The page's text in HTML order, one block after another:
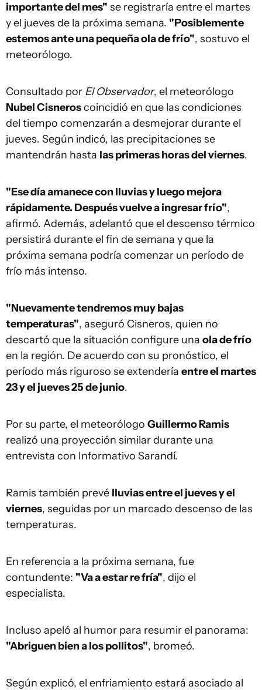
importante del mes" se registraría entre el martes
y el jueves de la próxima semana. "Posiblemente
estemos ante una pequeña ola de frío", sostuvo el
meteorólogo.
Consultado por El Observador, el meteorólogo
Nubel Cisneroscoincidió en que las condiciones
del tiempo comenzarán a desmejorar durante el
jueves. Según indicó, las precipitaciones se
mantendrán hasta las primeras horas del viernes.
"Ese día amanece con lluvias y luego mejora
rápidamente. Después vuelve a ingresar frío",
afirmó. Además, adelantó que el descenso térmico
persistirá durante el fin de semana y que la
próxima semana podría comenzar un período de
frío más intenso.
"Nuevamente tendremos muy bajas
temperaturas", aseguró Cisneros, quien no
descartó que la situación configure una ola de frío
en la región. De acuerdo con su pronóstico, el
período más riguroso se extendería entre el martes
23 y el jueves 25 de junio.
Por su parte, el meteorólogo Guillermo Ramis
realizó una proyección similar durante una
entrevista con Informativo Sarandí.
Ramis también prevé lluvias entre el jueves y el
viernes, seguidas por un marcado descenso de las
temperaturas.
En referencia a la próxima semana, fue
contundente: "Va a estar re fría", dijo el
especialista.
Incluso apeló al humor para resumir el panorama:
"Abriguen bien a los pollitos", bromeó.
Según explicó, el enfriamiento estará asociado al